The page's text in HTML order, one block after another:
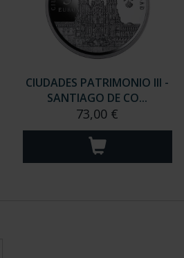
CIUDADES PATRIMONIO III -
SANTIAGO DE CO...
73,00 €